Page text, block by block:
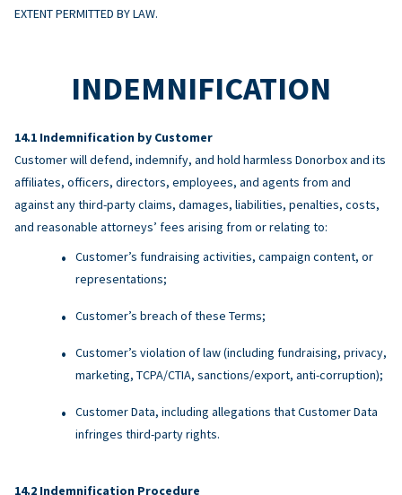
EXTENT PERMITTED BY LAW.
INDEMNIFICATION
Indemnification by Customer
Customer will defend, indemnify, and hold harmless Donorbox and its
affiliates, officers, directors, employees, and agents from and
against any third-party claims, damages, liabilities, penalties, costs,
and reasonable attorneys’ fees arising from or relating to:
Customer’s fundraising activities, campaign content, or
representations;
Customer’s breach of these Terms;
Customer’s violation of law (including fundraising, privacy,
marketing, TCPA/CTIA, sanctions/export, anti-corruption);
Customer Data, including allegations that Customer Data
infringes third-party rights.
Indemnification Procedure